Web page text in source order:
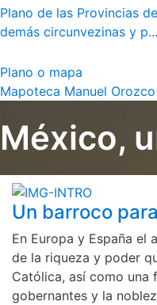
Plano de las Provincias
demás circunvezinas y p...
Plano o mapa
Mapoteca Manuel
México,
Un barroco
En Europa y España el
de la riqueza y poder
Católica, así como una
gobernantes y la